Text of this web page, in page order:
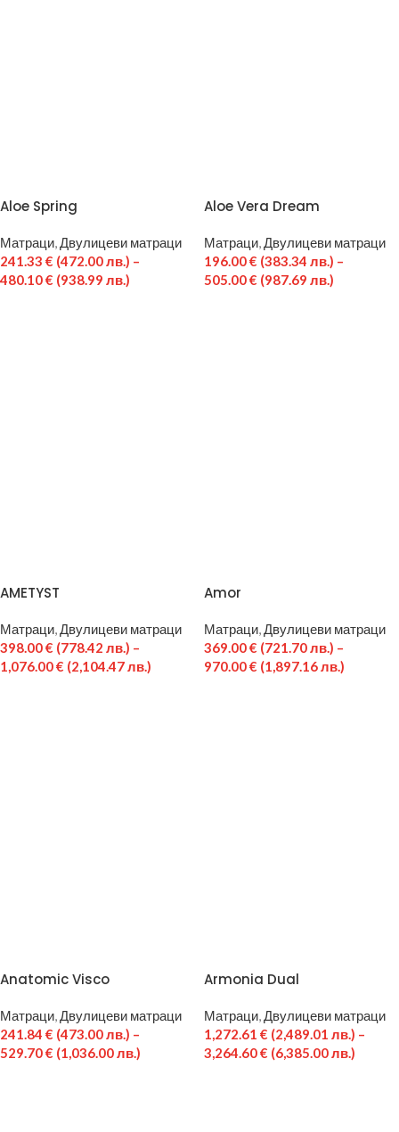
Aloe Spring
Матраци,Двулицеви матраци
241.33 € (472.00 лв.) –
480.10€ (938.99 лв.)
Aloe Vera Dream
Матраци,Двулицеви матраци
196.00€ (383.34 лв.) –
505.00€ (987.69 лв.)
AMETYST
Матраци,Двулицеви матраци
398.00€ (778.42 лв.) –
1,076.00€ (2,104.47 лв.)
Amor
Матраци,Двулицеви матраци
369.00€ (721.70 лв.) –
970.00€ (1,897.16 лв.)
Anatomic Visco
Матраци,Двулицеви матраци
241.84 € (473.00 лв.) –
529.70€ (1,036.00 лв.)
Armonia Dual
Матраци,Двулицеви матраци
1,272.61 € (2,489.01 лв.) –
3,264.60€ (6,385.00 лв.)